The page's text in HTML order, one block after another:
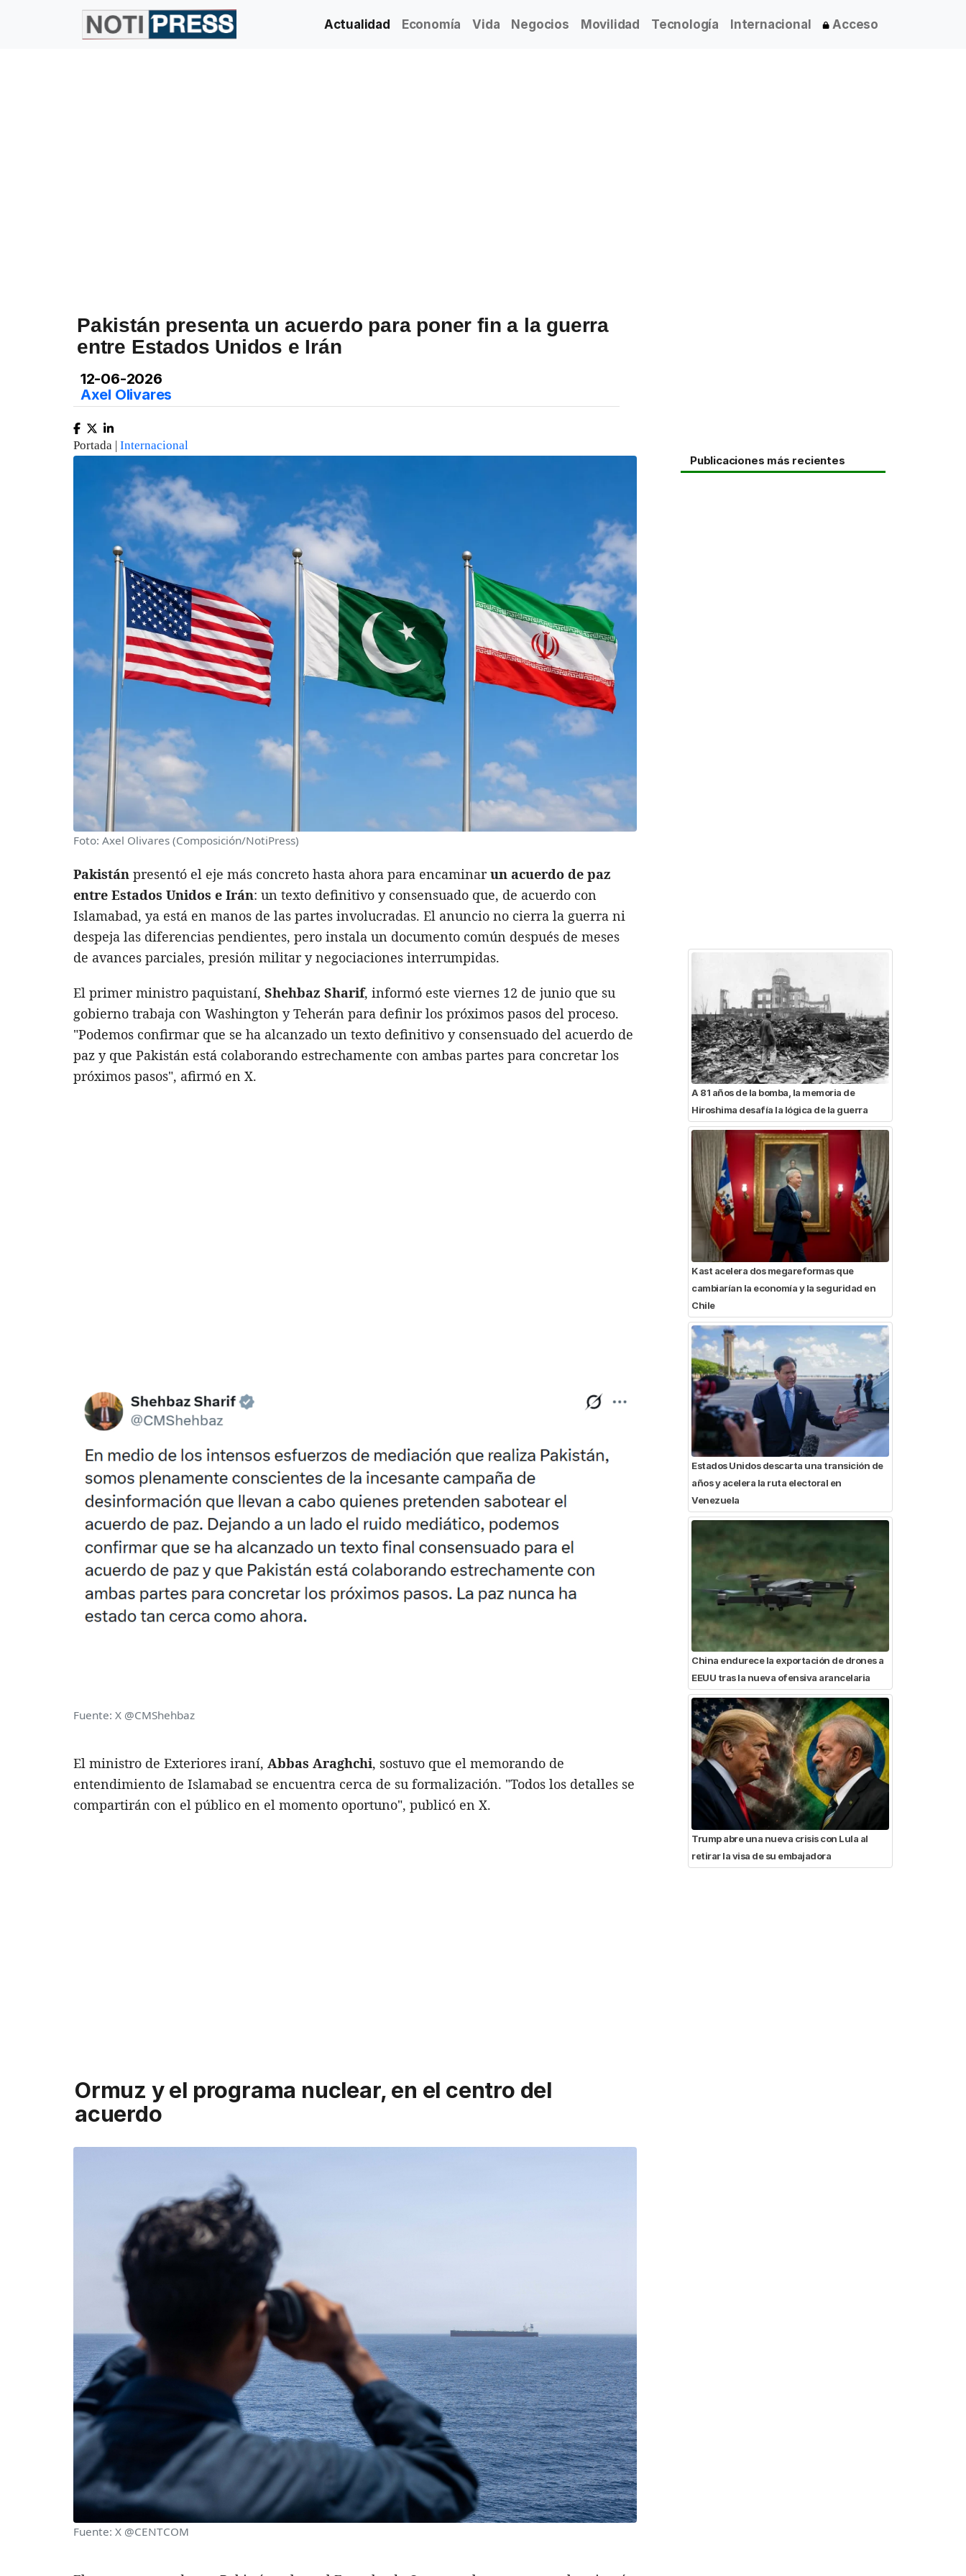
Actualidad Economía Vida Negocios Movilidad Tecnología Internacional Acceso
Pakistán presenta un acuerdo para poner fin a la guerra
entre Estados Unidos e Irán
12-06-2026
Axel Olivares
Portada | Internacional
Foto: Axel Olivares (Composición/NotiPress)
Pakistán presentó el eje más concreto hasta ahora para encaminarun acuerdo de paz
entre Estados Unidos e Irán: un texto definitivo y consensuado que, de acuerdo con
Islamabad, ya está en manos de las partes involucradas. El anuncio no cierra la guerra ni
despeja las diferencias pendientes, pero instala un documento común después de meses
de avances parciales, presión militar y negociaciones interrumpidas.
El primer ministro paquistaní, Shehbaz Sharif, informó este viernes 12 de junio que su
gobierno trabaja con Washington y Teherán para definir los próximos pasos del proceso.
"Podemos confirmar que se ha alcanzado un texto definitivo y consensuado del acuerdo de
paz y que Pakistán está colaborando estrechamente con ambas partes para concretar los
próximos pasos", afirmó en X.
Fuente: X @CMShehbaz
El ministro de Exteriores iraní, Abbas Araghchi, sostuvo que el memorando de
entendimiento de Islamabad se encuentra cerca de su formalización. "Todos los detalles se
compartirán con el público en el momento oportuno", publicó en X.
Ormuz y el programa nuclear, en el centro del
acuerdo
Fuente: X @CENTCOM
Publicaciones más recientes
A 81 años de la bomba, la memoria de
Hiroshima desafía la lógica de la guerra
Kast acelera dos megareformas que
cambiarían la economía y la seguridad en
Chile
Estados Unidos descarta una transición de
años y acelera la ruta electoral en
Venezuela
China endurece la exportación de drones a
EEUU tras la nueva ofensiva arancelaria
Trump abre una nueva crisis con Lula al
retirar la visa de su embajadora